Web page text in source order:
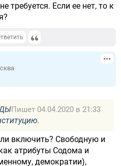
требуется. Если ее нет, то к
Пишет 04.04.2020 в 21:33
включить? Свободную и
атрибуты Содома и
демократии),